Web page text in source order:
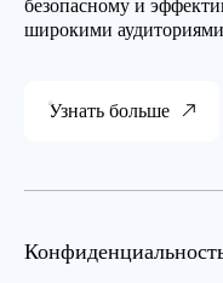
безопасному и
широкими
Узнать больше